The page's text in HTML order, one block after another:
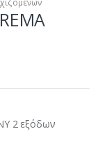
2 εξόδων